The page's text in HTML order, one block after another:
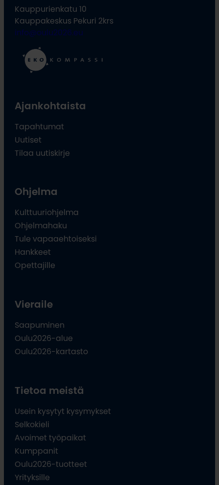
Kauppurienkatu 10
Kauppakeskus Pekuri 2krs
info@oulu2026.eu
Ajankohtaista
Tapahtumat
Uutiset
Tilaa uutiskirje
Ohjelma
Kulttuuriohjelma
Ohjelmahaku
Tule vapaaehtoiseksi
Hankkeet
Opettajille
Vieraile
Saapuminen
Oulu2026-alue
Oulu2026-kartasto
Tietoa meistä
Usein kysytyt kysymykset
Selkokieli
Avoimet työpaikat
Kumppanit
Oulu2026-tuotteet
Yrityksille